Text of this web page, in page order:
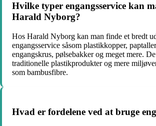
Hvilke typer engangsservice kan
Harald Nyborg?
Hos Harald Nyborg kan man finde et bredt
engangsservice såsom plastikkopper,
engangskrus, pølsebakker og meget mere.
traditionelle plastikprodukter og mere
som bambusfibre.
Hvad er fordelene ved at bruge